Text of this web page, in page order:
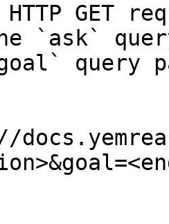
HTTP GET
`ask`
query